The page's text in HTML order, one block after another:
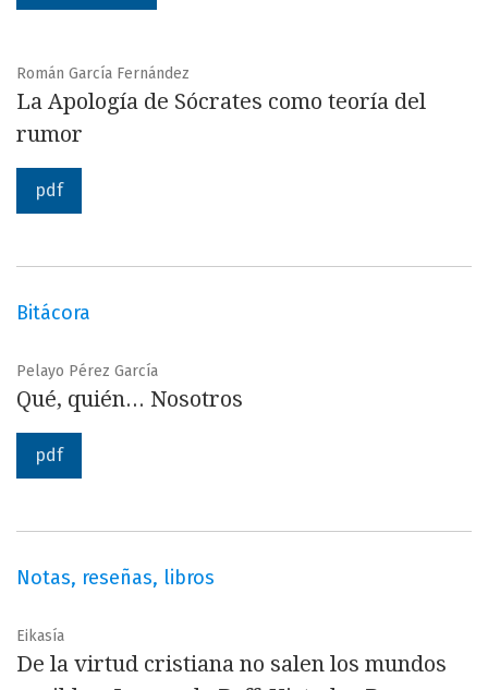
Román García Fernández
La Apología de Sócrates como teoría del
rumor
pdf
Bitácora
Pelayo Pérez García
Qué, quién... Nosotros
pdf
Notas, reseñas, libros
Eikasía
De la virtud cristiana no salen los mundos